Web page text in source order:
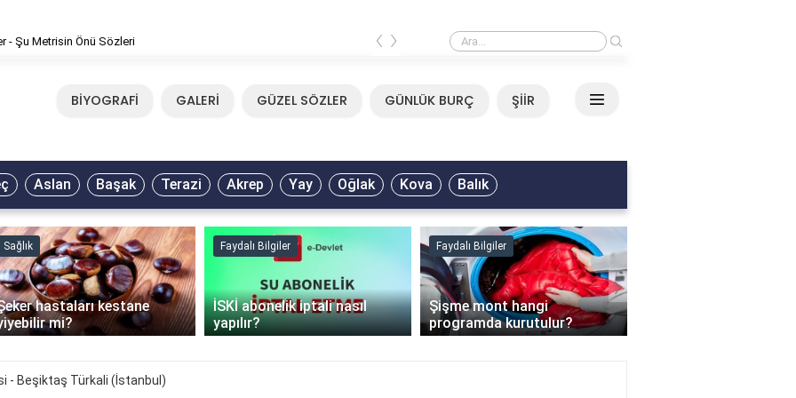
- Şu Metrisin Önü Sözleri Mirkelam - Tavla Sözleri
‹ ›
BİYOGRAFİ GALERİ GÜZEL SÖZLER GÜNLÜK BURÇ ŞİİR
Aslan Başak Terazi Akrep Yay Oğlak Kova Balık
Sağlık
hastaları kestane
mi?
Faydalı Bilgiler
İSKİ abonelik iptali nasıl
yapılır?
Faydalı Bilgiler
Şişme mont hangi
programda kurutulur?
›
- Beşiktaş Türkali (İstanbul)